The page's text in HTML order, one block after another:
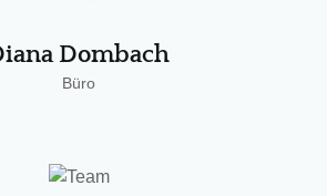
Dombach
Büro